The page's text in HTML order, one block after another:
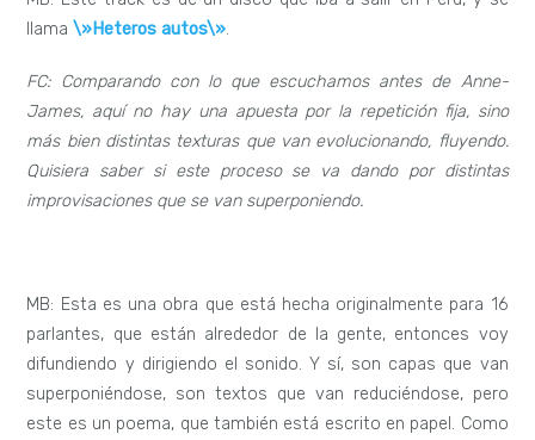
llama \»Heteros autos\».
FC: Comparando con lo que escuchamos antes de Anne-
James, aquí no hay una apuesta por la repetición fija, sino
más bien distintas texturas que van evolucionando, fluyendo.
Quisiera saber si este proceso se va dando por distintas
improvisaciones que se van superponiendo.
MB: Esta es una obra que está hecha originalmente para 16
parlantes, que están alrededor de la gente, entonces voy
difundiendo y dirigiendo el sonido. Y sí, son capas que van
superponiéndose, son textos que van reduciéndose, pero
este es un poema, que también está escrito en papel. Como